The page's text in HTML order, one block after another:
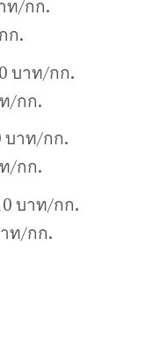
ท/กก.
ก.
บาท/กก.
/กก.
บาท/กก.
/กก.
บาท/กก.
ท/กก.